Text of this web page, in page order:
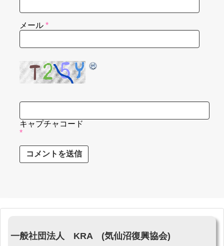
メール *
キャプチャコード
*
一般社団法人 KRA (気仙沼復興協会)